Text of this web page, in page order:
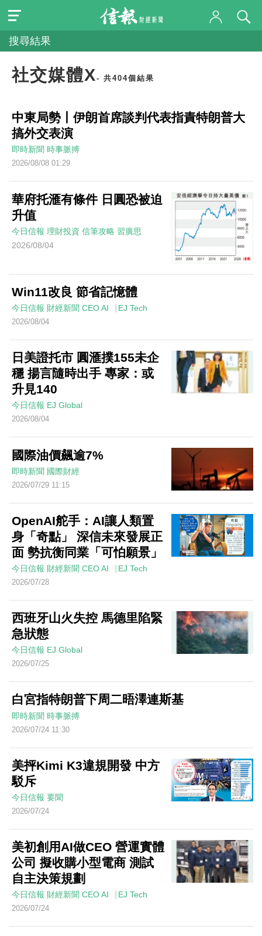
搜尋結果
社交媒體X- 共404個結果
中東局勢丨伊朗首席談判代表指責特朗普大
搞外交表演
即時新聞 時事脈搏
2026/08/08 01:29
華府托滙有條件 日圓恐被迫
升值
今日信報 理財投資 信筆攻略 習廣思
2026/08/04
Win11改良 節省記憶體
今日信報 財經新聞 CEO AI⎹ EJ Tech
2026/08/04
日美證托市 圓滙撲155未企
穩 揚言隨時出手 專家：或
升見140
今日信報 EJ Global
2026/08/04
國際油價飆逾7%
即時新聞 國際財經
2026/07/29 11:15
OpenAI舵手：AI讓人類置
身「奇點」 深信未來發展正
面 勢抗衡同業「可怕願景」
今日信報 財經新聞 CEO AI⎹ EJ Tech
2026/07/28
西班牙山火失控 馬德里陷緊
急狀態
今日信報 EJ Global
2026/07/25
白宮指特朗普下周二晤澤連斯基
即時新聞 時事脈搏
2026/07/24 11:30
美抨Kimi K3違規開發 中方
駁斥
今日信報 要聞
2026/07/24
美初創用AI做CEO 營運實體
公司 擬收購小型電商 測試
自主決策規劃
今日信報 財經新聞 CEO AI⎹ EJ Tech
2026/07/24